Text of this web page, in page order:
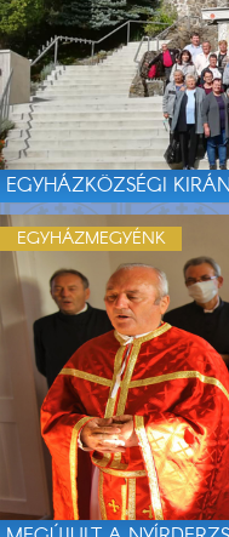
EGYHÁZKÖZSÉGI
EGYHÁZMEGYÉNK